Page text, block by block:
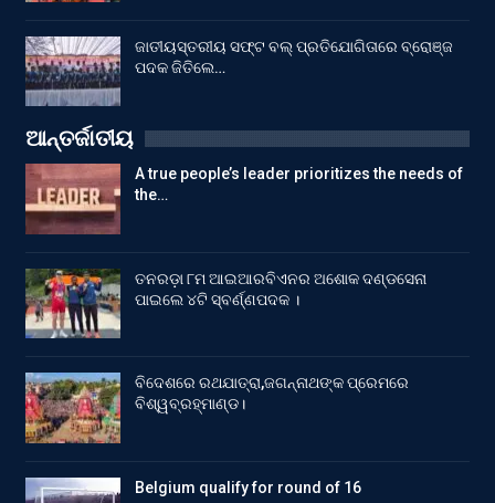
ଜାତୀୟସ୍ତରୀୟ ସଫ୍ଟ ବଲ୍ ପ୍ରତିଯୋଗିତାରେ ବ୍ରୋଞ୍ଜ
ପଦକ ଜିତିଲେ…
ଆନ୍ତର୍ଜାତୀୟ
A true people’s leader prioritizes the needs of
the…
ତନରଡ଼ା ୮ମ ଆଇଆରବିଏନର ଅଶୋକ ଦଣ୍ଡସେନା
ପାଇଲେ ୪ଟି ସ୍ବର୍ଣ୍ଣପଦକ ।
ବିଦେଶରେ ରଥଯାତ୍ରା,ଜଗନ୍ନାଥଙ୍କ ପ୍ରେମରେ
ବିଶ୍ୱବ୍ରହ୍ମାଣ୍ଡ।
Belgium qualify for round of 16